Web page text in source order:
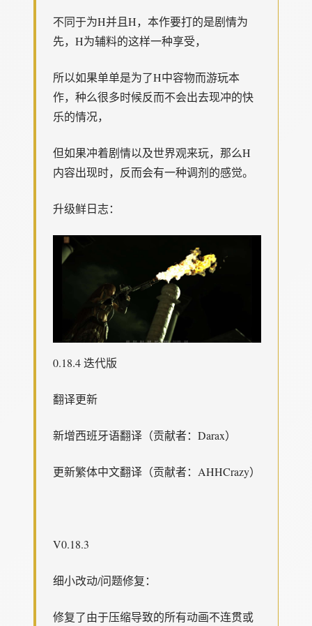
不同于为H并且H，本作要打的是剧情为
先，H为辅料的这样一种享受，
所以如果单单是为了H中容物而游玩本
作，种么很多时候反而不会出去现冲的快
乐的情况，
但如果冲着剧情以及世界观来玩，那么H
内容出现时，反而会有一种调剂的感觉。
升级鲜日志：
0.18.4 迭代版
翻译更新
新增西班牙语翻译（贡献者：Darax）
更新繁体中文翻译（贡献者：AHHCrazy）
V0.18.3
细小改动/问题修复：
修复了由于压缩导致的所有动画不连贯或